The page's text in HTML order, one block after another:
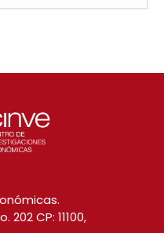
CP: 11100,